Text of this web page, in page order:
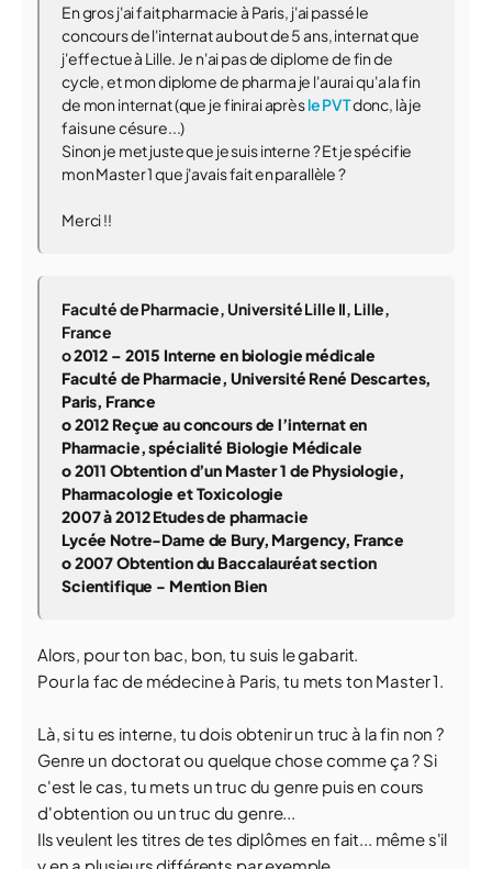
En gros j'ai fait pharmacie à Paris, j'ai passé le
concours de l'internat au bout de 5 ans, internat que
j'effectue à Lille. Je n'ai pas de diplome de fin de
cycle, et mon diplome de pharma je l'aurai qu'a la fin
de mon internat (que je finirai aprèsle PVTdonc, là je
fais une césure...)
Sinon je met juste que je suis interne ? Et je spécifie
mon Master 1 que j'avais fait en parallèle ?
Merci !!
Faculté de Pharmacie, Université Lille II, Lille,
France
o2012 – 2015 Interne en biologie médicale
Faculté de Pharmacie, Université René Descartes,
Paris, France
o2012 Reçue au concours de l’internat en
Pharmacie, spécialité Biologie Médicale
o2011 Obtention d’un Master 1 de Physiologie,
Pharmacologie et Toxicologie
2007 à 2012 Etudes de pharmacie
Lycée Notre-Dame de Bury, Margency, France
o2007 Obtention du Baccalauréat section
Scientifique - Mention Bien
Alors, pour ton bac, bon, tu suis le gabarit.
Pour la fac de médecine à Paris, tu mets ton Master 1.
Là, si tu es interne, tu dois obtenir un truc à la fin non ?
Genre un doctorat ou quelque chose comme ça ? Si
c'est le cas, tu mets un truc du genre puis en cours
d'obtention ou un truc du genre...
Ils veulent les titres de tes diplômes en fait... même s'il